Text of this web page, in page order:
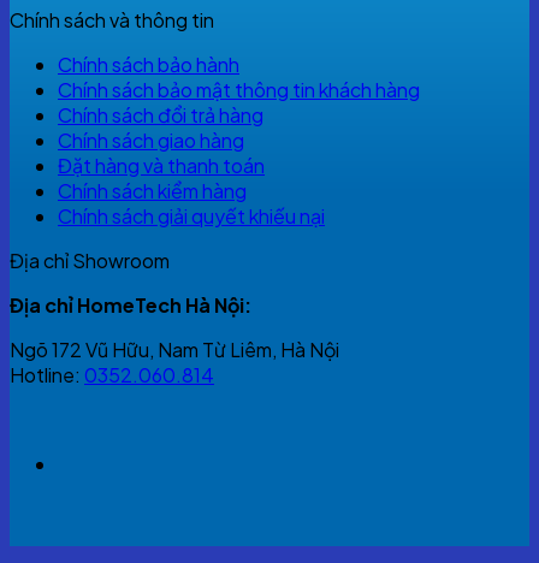
Chính sách và thông tin
Chính sách bảo hành
Chính sách bảo mật thông tin khách hàng
Chính sách đổi trả hàng
Chính sách giao hàng
Đặt hàng và thanh toán
Chính sách kiểm hàng
Chính sách giải quyết khiếu nại
Địa chỉ Showroom
Địa chỉ HomeTech Hà Nội:
Ngõ 172 Vũ Hữu, Nam Từ Liêm, Hà Nội
Hotline: 0352.060.814